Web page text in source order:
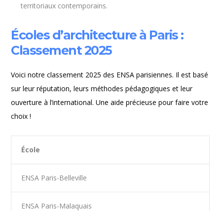
territoriaux contemporains.
Écoles d’architecture à Paris :
Classement 2025
Voici notre classement 2025 des ENSA parisiennes. Il est basé
sur leur réputation, leurs méthodes pédagogiques et leur
ouverture à l’international. Une aide précieuse pour faire votre
choix !
École
ENSA Paris-Belleville
ENSA Paris-Malaquais